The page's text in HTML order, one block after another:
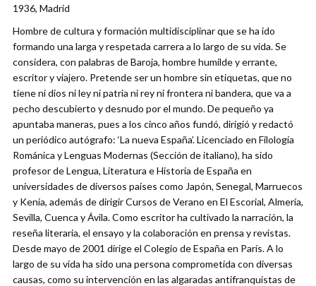
1936, Madrid
Hombre de cultura y formación multidisciplinar que se ha ido
formando una larga y respetada carrera a lo largo de su vida. Se
considera, con palabras de Baroja, hombre humilde y errante,
escritor y viajero. Pretende ser un hombre sin etiquetas, que no
tiene ni dios ni ley ni patria ni rey ni frontera ni bandera, que va a
pecho descubierto y desnudo por el mundo. De pequeño ya
apuntaba maneras, pues a los cinco años fundó, dirigió y redactó
un periódico autógrafo: ‘La nueva España’. Licenciado en Filología
Románica y Lenguas Modernas (Sección de italiano), ha sido
profesor de Lengua, Literatura e Historia de España en
universidades de diversos países como Japón, Senegal, Marruecos
y Kenia, además de dirigir Cursos de Verano en El Escorial, Almería,
Sevilla, Cuenca y Ávila. Como escritor ha cultivado la narración, la
reseña literaria, el ensayo y la colaboración en prensa y revistas.
Desde mayo de 2001 dirige el Colegio de España en París. A lo
largo de su vida ha sido una persona comprometida con diversas
causas, como su intervención en las algaradas antifranquistas de